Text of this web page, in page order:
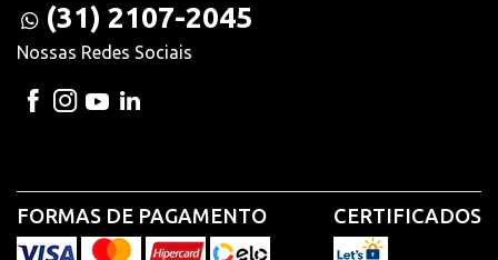
(31) 2107-2045
Nossas Redes Sociais
FORMAS DE PAGAMENTO CERTIFICADOS